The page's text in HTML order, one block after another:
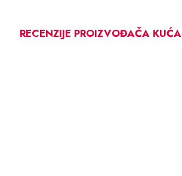
RECENZIJE PROIZVOĐAČA KUĆA